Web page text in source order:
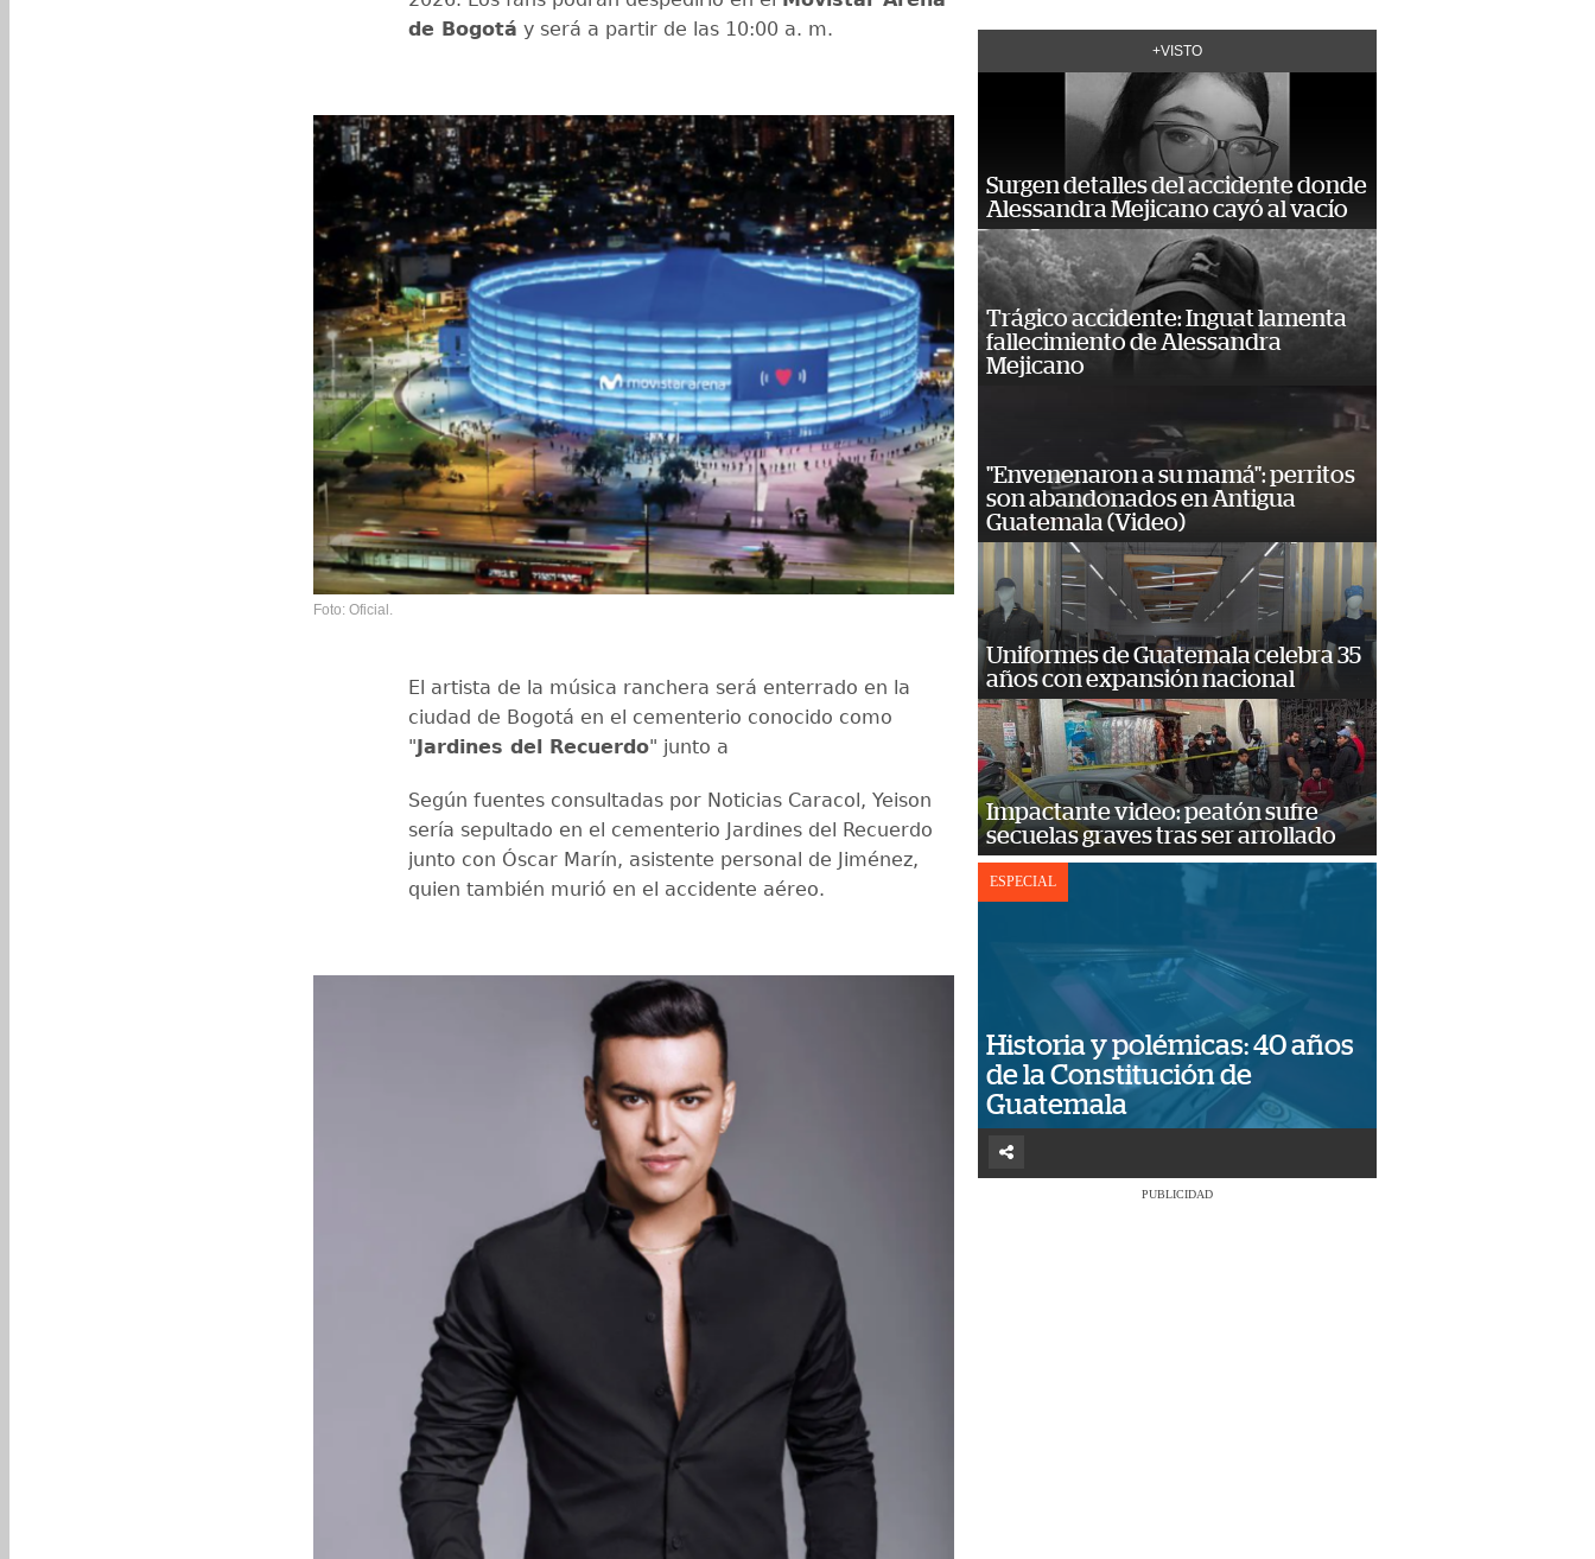
de Bogotá y será a partir de las 10:00 a. m.
Foto: Oficial.
El artista de la música ranchera será enterrado en la
ciudad de Bogotá en el cementerio conocido como
"Jardines del Recuerdo" junto a
Según fuentes consultadas por Noticias Caracol, Yeison
sería sepultado en el cementerio Jardines del Recuerdo
junto con Óscar Marín, asistente personal de Jiménez,
quien también murió en el accidente aéreo.
+VISTO
Surgen detalles del accidente donde
Alessandra Mejicano cayó al vacío
Trágico accidente: Inguat lamenta
fallecimiento de Alessandra
Mejicano
"Envenenaron a su mamá": perritos
son abandonados en Antigua
Guatemala (Video)
Uniformes de Guatemala celebra 35
años con expansión nacional
Impactante video: peatón sufre
secuelas graves tras ser arrollado
ESPECIAL
Historia y polémicas: 40 años
de la Constitución de
Guatemala
PUBLICIDAD